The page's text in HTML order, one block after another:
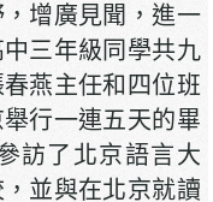
增廣見聞，進一
三年級同學共九
燕主任和四位班
行一連五天的畢
訪了北京語言大
並與在北京就讀